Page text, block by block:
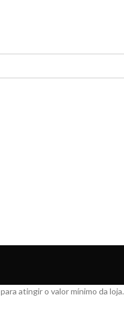
para atingir o valor mínimo da loja.